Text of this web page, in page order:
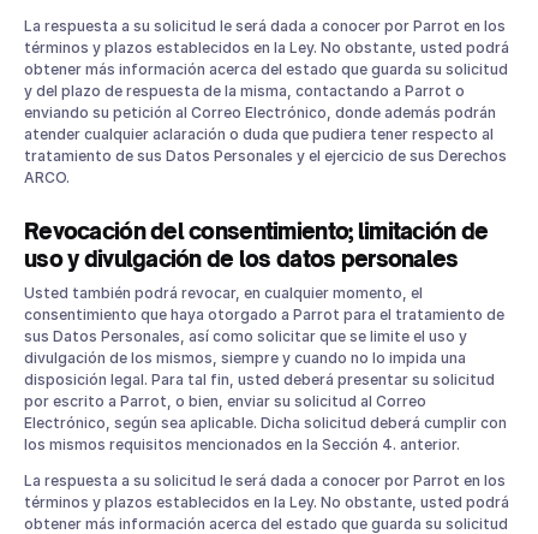
La respuesta a su solicitud le será dada a conocer por Parrot en los
términos y plazos establecidos en la Ley. No obstante, usted podrá
obtener más información acerca del estado que guarda su solicitud
y del plazo de respuesta de la misma, contactando a Parrot o
enviando su petición al Correo Electrónico, donde además podrán
atender cualquier aclaración o duda que pudiera tener respecto al
tratamiento de sus Datos Personales y el ejercicio de sus Derechos
ARCO.
Revocación del consentimiento; limitación de
uso y divulgación de los datos personales
Usted también podrá revocar, en cualquier momento, el
consentimiento que haya otorgado a Parrot para el tratamiento de
sus Datos Personales, así como solicitar que se limite el uso y
divulgación de los mismos, siempre y cuando no lo impida una
disposición legal. Para tal fin, usted deberá presentar su solicitud
por escrito a Parrot, o bien, enviar su solicitud al Correo
Electrónico, según sea aplicable. Dicha solicitud deberá cumplir con
los mismos requisitos mencionados en la Sección 4. anterior.
La respuesta a su solicitud le será dada a conocer por Parrot en los
términos y plazos establecidos en la Ley. No obstante, usted podrá
obtener más información acerca del estado que guarda su solicitud